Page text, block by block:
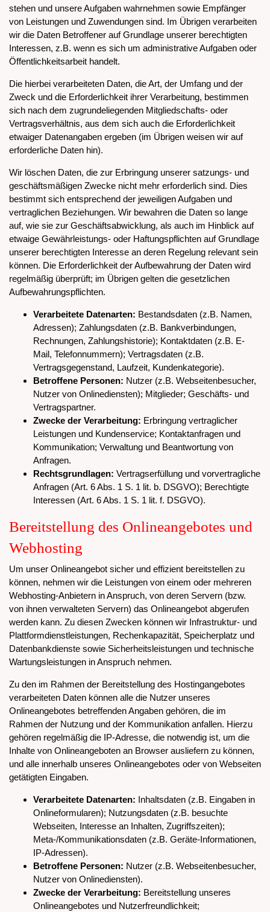
stehen und unsere Aufgaben wahrnehmen sowie Empfänger
von Leistungen und Zuwendungen sind. Im Übrigen verarbeiten
wir die Daten Betroffener auf Grundlage unserer berechtigten
Interessen, z.B. wenn es sich um administrative Aufgaben oder
Öffentlichkeitsarbeit handelt.
Die hierbei verarbeiteten Daten, die Art, der Umfang und der
Zweck und die Erforderlichkeit ihrer Verarbeitung, bestimmen
sich nach dem zugrundeliegenden Mitgliedschafts- oder
Vertragsverhältnis, aus dem sich auch die Erforderlichkeit
etwaiger Datenangaben ergeben (im Übrigen weisen wir auf
erforderliche Daten hin).
Wir löschen Daten, die zur Erbringung unserer satzungs- und
geschäftsmäßigen Zwecke nicht mehr erforderlich sind. Dies
bestimmt sich entsprechend der jeweiligen Aufgaben und
vertraglichen Beziehungen. Wir bewahren die Daten so lange
auf, wie sie zur Geschäftsabwicklung, als auch im Hinblick auf
etwaige Gewährleistungs- oder Haftungspflichten auf Grundlage
unserer berechtigten Interesse an deren Regelung relevant sein
können. Die Erforderlichkeit der Aufbewahrung der Daten wird
regelmäßig überprüft; im Übrigen gelten die gesetzlichen
Aufbewahrungspflichten.
Verarbeitete Datenarten: Bestandsdaten (z.B. Namen,
Adressen); Zahlungsdaten (z.B. Bankverbindungen,
Rechnungen, Zahlungshistorie); Kontaktdaten (z.B. E-
Mail, Telefonnummern); Vertragsdaten (z.B.
Vertragsgegenstand, Laufzeit, Kundenkategorie).
Betroffene Personen: Nutzer (z.B. Webseitenbesucher,
Nutzer von Onlinediensten); Mitglieder; Geschäfts- und
Vertragspartner.
Zwecke der Verarbeitung: Erbringung vertraglicher
Leistungen und Kundenservice; Kontaktanfragen und
Kommunikation; Verwaltung und Beantwortung von
Anfragen.
Rechtsgrundlagen: Vertragserfüllung und vorvertragliche
Anfragen (Art. 6 Abs. 1 S. 1 lit. b. DSGVO); Berechtigte
Interessen (Art. 6 Abs. 1 S. 1 lit. f. DSGVO).
Bereitstellung des Onlineangebotes und
Webhosting
Um unser Onlineangebot sicher und effizient bereitstellen zu
können, nehmen wir die Leistungen von einem oder mehreren
Webhosting-Anbietern in Anspruch, von deren Servern (bzw.
von ihnen verwalteten Servern) das Onlineangebot abgerufen
werden kann. Zu diesen Zwecken können wir Infrastruktur- und
Plattformdienstleistungen, Rechenkapazität, Speicherplatz und
Datenbankdienste sowie Sicherheitsleistungen und technische
Wartungsleistungen in Anspruch nehmen.
Zu den im Rahmen der Bereitstellung des Hostingangebotes
verarbeiteten Daten können alle die Nutzer unseres
Onlineangebotes betreffenden Angaben gehören, die im
Rahmen der Nutzung und der Kommunikation anfallen. Hierzu
gehören regelmäßig die IP-Adresse, die notwendig ist, um die
Inhalte von Onlineangeboten an Browser ausliefern zu können,
und alle innerhalb unseres Onlineangebotes oder von Webseiten
getätigten Eingaben.
Verarbeitete Datenarten: Inhaltsdaten (z.B. Eingaben in
Onlineformularen); Nutzungsdaten (z.B. besuchte
Webseiten, Interesse an Inhalten, Zugriffszeiten);
Meta-/Kommunikationsdaten (z.B. Geräte-Informationen,
IP-Adressen).
Betroffene Personen: Nutzer (z.B. Webseitenbesucher,
Nutzer von Onlinediensten).
Zwecke der Verarbeitung: Bereitstellung unseres
Onlineangebotes und Nutzerfreundlichkeit;